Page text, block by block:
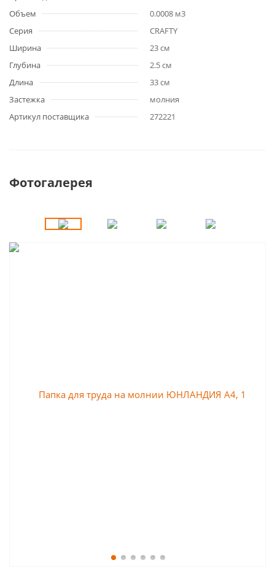
Объем
0.0008 м3
Серия
CRAFTY
Ширина
23 см
Глубина
2.5 см
Длина
33 см
Застежка
молния
Артикул поставщика
272221
Фотогалерея